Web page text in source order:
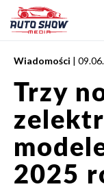
PREMIERY
SAMOCHODY
Wiadomości
Samochody
Tuning
Elektryczne
MOTORSPORT
Wiadomości |
Trzy
2025